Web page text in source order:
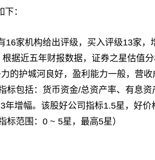
：
16家机构给出评级，买入评级13家，
据近五年财报数据，证券之星估值
力的护城河良好，盈利能力一般，营
标包括：货币资金/总资产率、有息
年增幅。该股好公司指标1.5星，好
标范围：0 ~ 5星，最高5星）